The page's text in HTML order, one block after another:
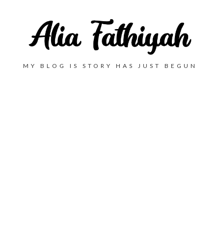
MY BLOG IS STORY HAS JUST BEGUN